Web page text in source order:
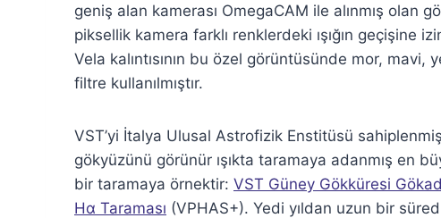
geniş alan kamerası OmegaCAM ile alınmış olan
piksellik kamera farklı renklerdeki ışığın geçişine
Vela kalıntısının bu özel görüntüsünde mor, mavi,
filtre kullanılmıştır.
VST’yi İtalya Ulusal Astrofizik Enstitüsü
gökyüzünü görünür ışıkta taramaya adanmış en
bir taramaya örnektir: VST Güney Gökküresi
Hα Taraması (VPHAS+). Yedi yıldan uzun bir